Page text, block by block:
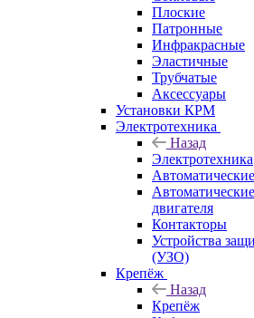
Плоские
Патронные
Инфракрасные
Эластичные
Трубчатые
Аксессуары
Установки КРМ
Электротехника
Назад
Электротехника
двигателя
Контакторы
Устройства
(УЗО)
Крепёж
Назад
Крепёж